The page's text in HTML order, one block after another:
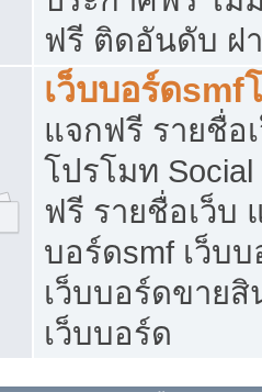
ฟรี ติดอันดับ ฝ
เว็บบอร์ดsmf
แจกฟรี รายชื่อ
โปรโมท
ฟรี รายชื่อเว็บ
บอร์ดsmf เว็บ
เว็บบอร์ดขาย
เว็บบอร์ด